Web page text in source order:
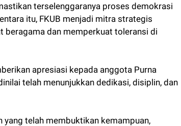
terselenggaranya proses demokrasi
itu, FKUB menjadi mitra strategis
beragama dan memperkuat toleransi di
apresiasi kepada anggota Purna
telah menunjukkan dedikasi, disiplin, dan
yang telah membuktikan kemampuan,